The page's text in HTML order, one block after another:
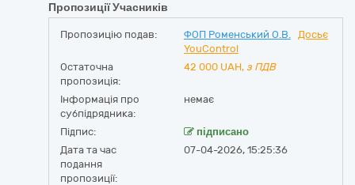
Пропозиції Учасників
Пропозицію подав: ФОП Роменський О.В.
Досьє
YouControl
Остаточна
пропозиція:
42 000 UAH, з ПДВ
Інформація про
субпідрядника:
немає
Підпис:
підписано
Дата та час
подання
пропозиції:
07-04-2026, 15:25:36